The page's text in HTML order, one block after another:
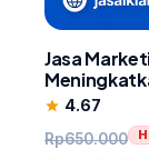
Jasa
star 4.67
Rp650.000